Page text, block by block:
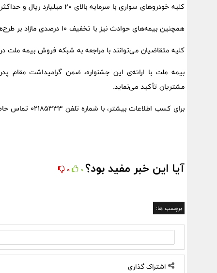
کلیه خودروهای سواری با سرمایه بالای 20 میلیارد ریال و حداکثر 10 سال ساخت از تخفیف 60 درصدی بهره‌مند خواهند شد.
همچنین بیمه‌های حوادث نیز با تخفیف 10 درصدی مازاد بر طرح‌های تخفیفی موجود ارائه خواهد شد.
کلیه متقاضیان می‌توانند با مراجعه به شبکه فروش بیمه ملت
بیمه ملت با ارائه‌ی این جشنواره، ضمن گرامیداشت مقام
مشتریان تأکید می‌نماید.
برای کسب اطلاعات بیشتر، با شماره تلفن ۰۲۱۸۵۳۳۳ تماس حاصل فرمایید.
آیا این خبر مفید بود؟ 0
0
برچسب ها:
اشتراک گذاری